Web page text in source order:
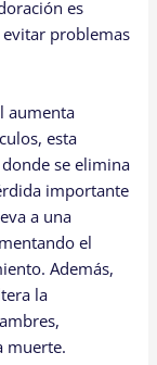
es
problemas
aumenta
esta
se elimina
importante
a una
el
Además,
la
muerte.